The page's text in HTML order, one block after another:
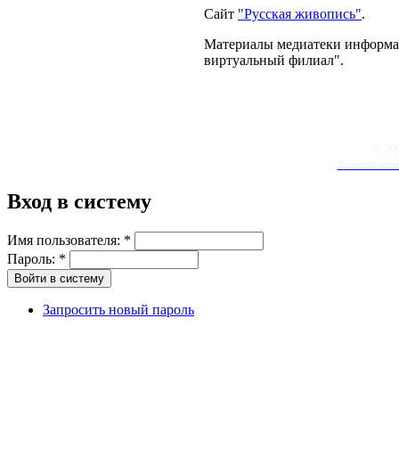
Сайт "Русская живопись".
Материалы медиатеки
виртуальный филиал".
Вход в систему
Имя пользователя: *
Пароль: *
Запросить новый пароль